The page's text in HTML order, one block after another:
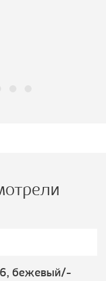
бежевый/-